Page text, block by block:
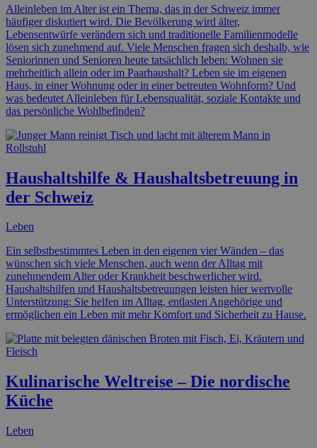
Alleinleben im Alter ist ein Thema, das in der Schweiz immer
häufiger diskutiert wird. Die Bevölkerung wird älter,
Lebensentwürfe verändern sich und traditionelle Familienmodelle
lösen sich zunehmend auf. Viele Menschen fragen sich deshalb, wie
Seniorinnen und Senioren heute tatsächlich leben: Wohnen sie
mehrheitlich allein oder im Paarhaushalt? Leben sie im eigenen
Haus, in einer Wohnung oder in einer betreuten Wohnform? Und
was bedeutet Alleinleben für Lebensqualität, soziale Kontakte und
das persönliche Wohlbefinden?
Haushaltshilfe & Haushaltsbetreuung in
der Schweiz
Leben
Ein selbstbestimmtes Leben in den eigenen vier Wänden – das
wünschen sich viele Menschen, auch wenn der Alltag mit
zunehmendem Alter oder Krankheit beschwerlicher wird.
Haushaltshilfen und Haushaltsbetreuungen leisten hier wertvolle
Unterstützung: Sie helfen im Alltag, entlasten Angehörige und
ermöglichen ein Leben mit mehr Komfort und Sicherheit zu Hause.
Kulinarische Weltreise – Die nordische
Küche
Leben